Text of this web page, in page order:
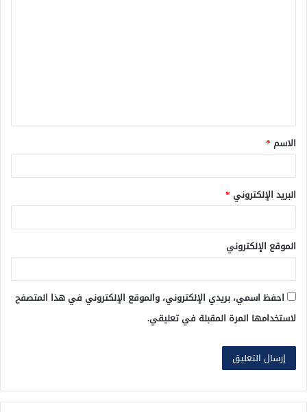
ق
*
الاسم *
البريد الإلكتروني *
الموقع الإلكتروني
احفظ اسمي، بريدي الإلكتروني، والموقع الإلكتروني في هذا المتصفح
لاستخدامها المرة المقبلة في تعليقي.